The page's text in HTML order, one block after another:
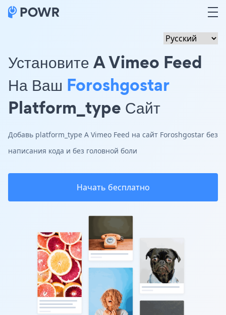
Установите A Vimeo Feed
На Ваш Foroshgostar
Platform_type Сайт
Добавь platform_type A Vimeo Feed на сайт Foroshgostar без
написания кода и без головной боли
Начать бесплатно